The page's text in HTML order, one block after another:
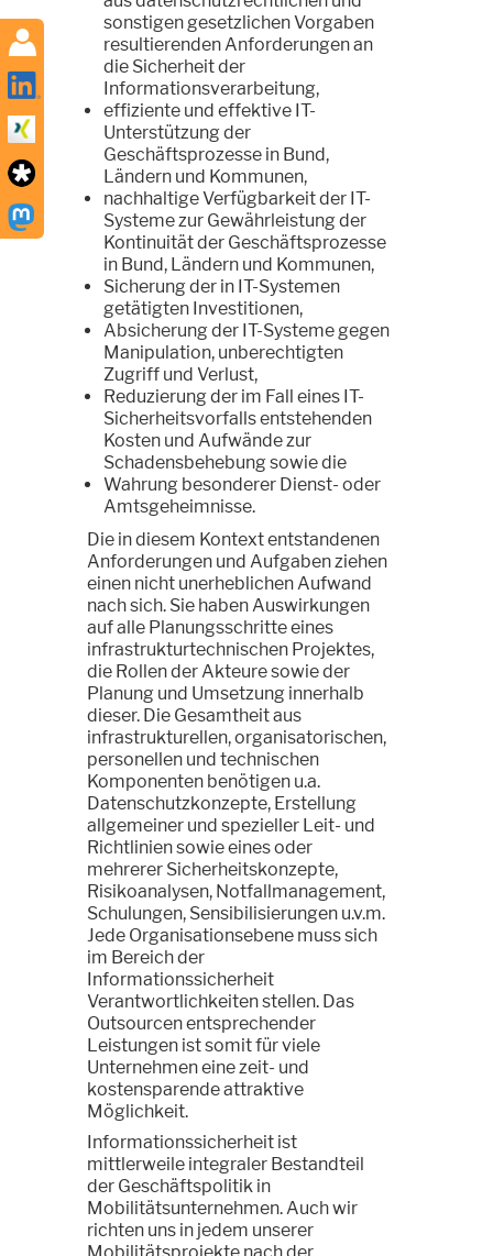
sonstigen gesetzlichen Vorgaben
resultierenden Anforderungen an
die Sicherheit der
Informationsverarbeitung,
effiziente und effektive IT-
Unterstützung der
Geschäftsprozesse in Bund,
Ländern und Kommunen,
nachhaltige Verfügbarkeit der IT-
Systeme zur Gewährleistung der
Kontinuität der Geschäftsprozesse
in Bund, Ländern und Kommunen,
Sicherung der in IT-Systemen
getätigten Investitionen,
Absicherung der IT-Systeme gegen
Manipulation, unberechtigten
Zugriff und Verlust,
Reduzierung der im Fall eines IT-
Sicherheitsvorfalls entstehenden
Kosten und Aufwände zur
Schadensbehebung sowie die
Wahrung besonderer Dienst- oder
Amtsgeheimnisse.
Die in diesem Kontext entstandenen
Anforderungen und Aufgaben ziehen
einen nicht unerheblichen Aufwand
nach sich. Sie haben Auswirkungen
auf alle Planungsschritte eines
infrastrukturtechnischen Projektes,
die Rollen der Akteure sowie der
Planung und Umsetzung innerhalb
dieser. Die Gesamtheit aus
infrastrukturellen, organisatorischen,
personellen und technischen
Komponenten benötigen u.a.
Datenschutzkonzepte, Erstellung
allgemeiner und spezieller Leit- und
Richtlinien sowie eines oder
mehrerer Sicherheitskonzepte,
Risikoanalysen, Notfallmanagement,
Schulungen, Sensibilisierungen u.v.m.
Jede Organisationsebene muss sich
im Bereich der
Informationssicherheit
Verantwortlichkeiten stellen. Das
Outsourcen entsprechender
Leistungen ist somit für viele
Unternehmen eine zeit- und
kostensparende attraktive
Möglichkeit.
Informationssicherheit ist
mittlerweile integraler Bestandteil
der Geschäftspolitik in
Mobilitätsunternehmen. Auch wir
richten uns in jedem unserer